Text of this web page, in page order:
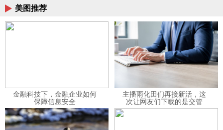
美图推荐
金融科技下，金融企业如何
保障信息安全
主播雨化田们再接新活，这
次让网友们下载的是交管
12123APP